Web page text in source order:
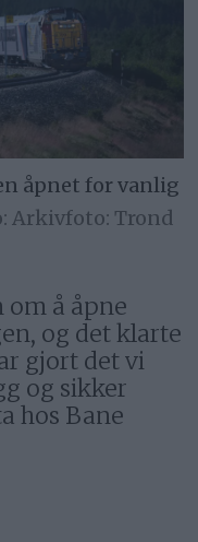
åpnet for vanlig
Arkivfoto: Trond
om å åpne
og det klarte
gjort det vi
og sikker
hos Bane